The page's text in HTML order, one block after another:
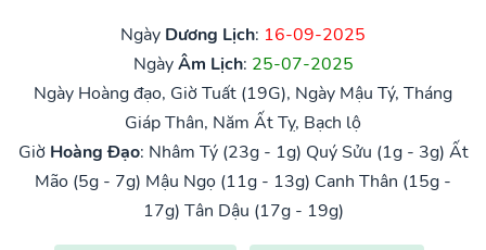
Ngày Dương Lịch: 16-09-2025
NgàyÂm Lịch: 25-07-2025
Ngày Hoàng đạo, Giờ Tuất (19G), Ngày Mậu Tý, Tháng
Giáp Thân, Năm Ất Tỵ, Bạch lộ
Giờ Hoàng Đạo: Nhâm Tý (23g - 1g) Quý Sửu (1g - 3g) Ất
Mão (5g - 7g) Mậu Ngọ (11g - 13g) Canh Thân (15g -
17g) Tân Dậu (17g - 19g)